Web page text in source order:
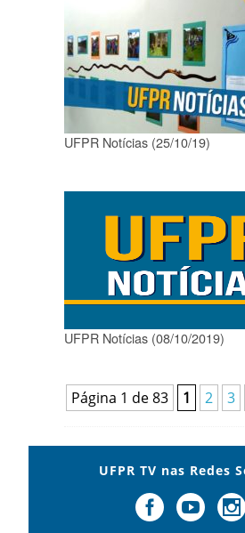
UFPR Notícias (25/10/19)
UFPR Notícias (08/10/2019)
Página 1 de 83 1 2 3
UFPR TV nas Redes